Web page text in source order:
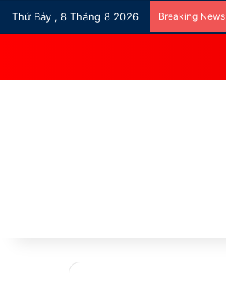
Thứ Bảy , 8 Tháng 8 2026 Breaking News